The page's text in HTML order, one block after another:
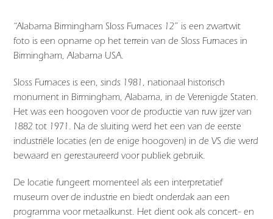
“Alabama Birmingham Sloss Furnaces 12” is een zwartwit
foto is een opname op het terrein van de Sloss Furnaces in
Birmingham, Alabama USA.
Sloss Furnaces is een, sinds 1981, nationaal historisch
monument in Birmingham, Alabama, in de Verenigde Staten.
Het was een hoogoven voor de productie van ruw ijzer van
1882 tot 1971. Na de sluiting werd het een van de eerste
industriële locaties (en de enige hoogoven) in de VS die werd
bewaard en gerestaureerd voor publiek gebruik.
De locatie fungeert momenteel als een interpretatief
museum over de industrie en biedt onderdak aan een
programma voor metaalkunst. Het dient ook als concert- en